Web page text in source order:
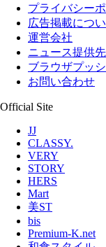
プライバシー
広告掲載につ
運営会社
ニュース提供先
ブラウザプッ
お問い合わせ
Official Site
JJ
CLASSY.
VERY
STORY
HERS
Mart
美ST
bis
Premium-K.net